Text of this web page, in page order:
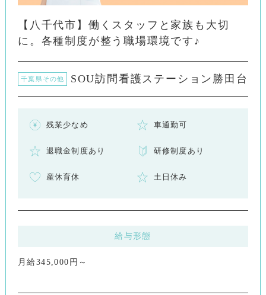
【八千代市】働くスタッフと家族も大切
に。各種制度が整う職場環境です♪
千葉県その他 SOU訪問看護ステーション勝田台
残業少なめ 車通勤可
退職金制度あり 研修制度あり
産休育休 土日休み
給与形態
月給345,000円～